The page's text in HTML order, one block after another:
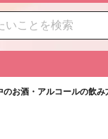
のお酒・アルコールの飲み